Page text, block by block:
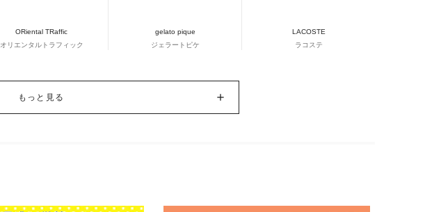
ORiental TRaffic
オリエンタルトラフィック
gelato pique
ジェラートピケ
LACOSTE
ラコステ
もっと見る